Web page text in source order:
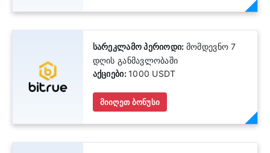
სარეკლამო პერიოდი: მომდევნო 7
დღის განმავლობაში
აქციები:1000 USDT
მიიღეთ ბონუსი